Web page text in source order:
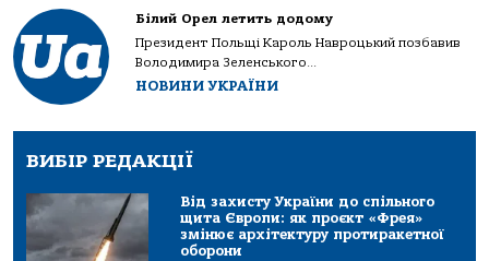
Білий Орел летить додому
Президент Польщі Кароль Навроцький позбавив
Володимира Зеленського...
НОВИНИ УКРАЇНИ
ВИБІР РЕДАКЦІЇ
Від захисту України до спільного
щита Європи: як проєкт «Фрея»
змінює архітектуру протиракетної
оборони